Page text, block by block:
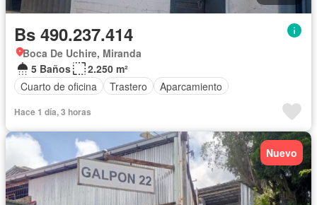
Bs 490.237.414
Boca De Uchire, Miranda
5 Baños
2.250 m²
Cuarto de oficina
Trastero Aparcamiento
Hace 1 día, 3 horas
Nuevo